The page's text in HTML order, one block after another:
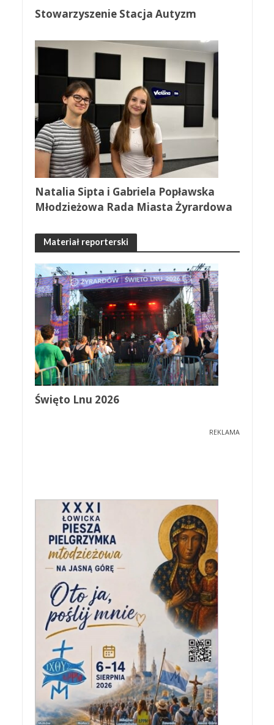
Stowarzyszenie Stacja Autyzm
Natalia Sipta i Gabriela Popławska
Młodzieżowa Rada Miasta Żyrardowa
Materiał reporterski
Święto Lnu 2026
REKLAMA